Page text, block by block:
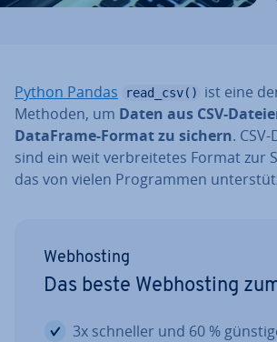
Python Pandas read_csv()
ist eine
Methoden, um Daten aus CSV-
DataFrame-Format zu sichern.
sind ein weit ver­brei­te­tes Format zur
das von vielen Pro­gram­men
Web­hos­ting
Das beste Web­hos­ting
3x schneller und 60 %